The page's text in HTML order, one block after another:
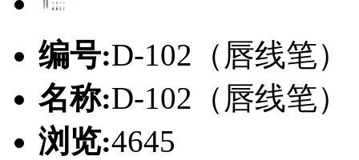
编号:D-102（唇线笔）
名称:D-102（唇线笔）
浏览:4645